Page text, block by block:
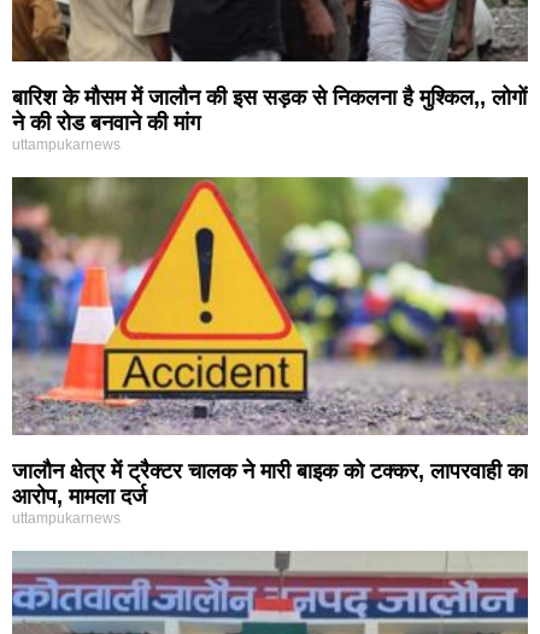
बारिश के मौसम में जालौन की इस सड़क से निकलना है मुश्किल,, लोगों
ने की रोड बनवाने की मांग
uttampukarnews
जालौन क्षेत्र में ट्रैक्टर चालक ने मारी बाइक को टक्कर, लापरवाही का
आरोप, मामला दर्ज
uttampukarnews